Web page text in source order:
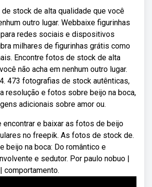
stock de alta qualidade que você
outro lugar. Webbaixe figurinhas
redes sociais e dispositivos
milhares de figurinhas grátis como
Encontre fotos de stock de alta
não acha em nenhum outro lugar.
473 fotografias de stock autênticas,
resolução e fotos sobre beijo na boca,
adicionais sobre amor ou.
encontrar e baixar as fotos de beijo
no freepik. As fotos de stock de.
beijo na boca: Do romântico e
e sedutor. Por paulo nobuo |
comportamento.